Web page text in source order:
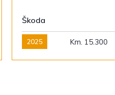
Škoda
2025 Km. 15.300